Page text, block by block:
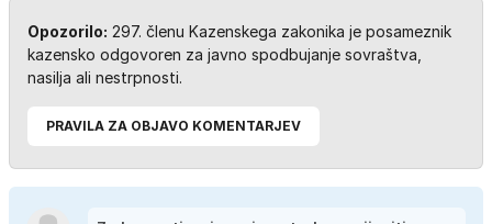
Opozorilo: 297. členu Kazenskega zakonika je posameznik
kazensko odgovoren za javno spodbujanje sovraštva,
nasilja ali nestrpnosti.
PRAVILA ZA OBJAVO KOMENTARJEV